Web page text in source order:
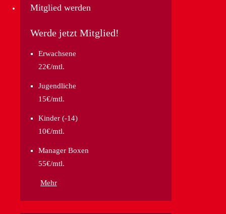
Mitglied werden
Werde jetzt Mitglied!
Erwachsene
22€/mtl.
Jugendliche
15€/mtl.
Kinder (-14)
10€/mtl.
Manager Boxen
55€/mtl.
Mehr